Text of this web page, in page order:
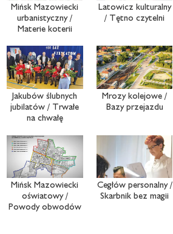
Mińsk Mazowiecki
urbanistyczny /
Materie koterii
Latowicz kulturalny
/ Tętno czytelni
Jakubów ślubnych
jubilatów / Trwałe
na chwałę
Mrozy kolejowe /
Bazy przejazdu
Mińsk Mazowiecki
oświatowy /
Powody obwodów
Cegłów personalny /
Skarbnik bez magii